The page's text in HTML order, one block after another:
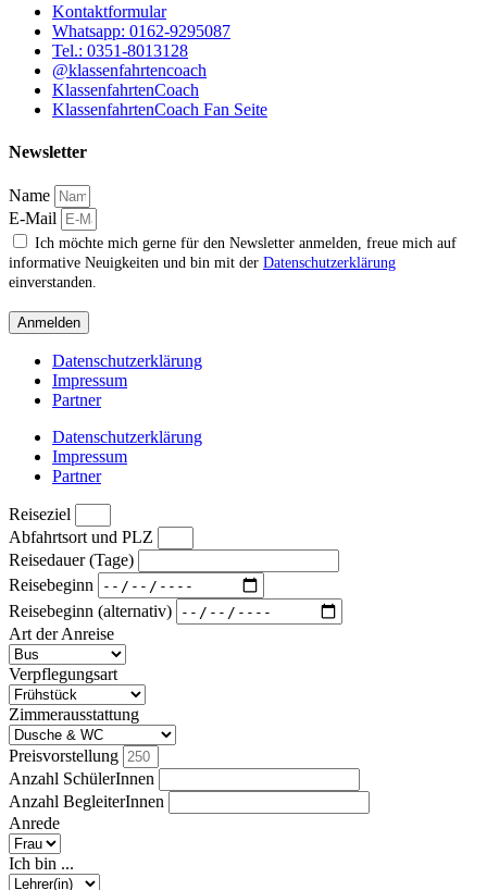
Kontaktformular
Whatsapp: 0162-9295087
Tel.: 0351-8013128
@klassenfahrtencoach
KlassenfahrtenCoach
KlassenfahrtenCoach Fan Seite
Newsletter
Name
E-Mail
Ich möchte mich gerne für den Newsletter anmelden, freue mich auf
informative Neuigkeiten und bin mit der Datenschutzerklärung
einverstanden.
Anmelden
Datenschutzerklärung
Impressum
Partner
Datenschutzerklärung
Impressum
Partner
Reiseziel
Abfahrtsort und PLZ
Reisedauer (Tage)
Reisebeginn
Reisebeginn (alternativ)
Art der Anreise
Verpflegungsart
Zimmerausstattung
Preisvorstellung
Anzahl SchülerInnen
Anzahl BegleiterInnen
Anrede
Ich bin ...